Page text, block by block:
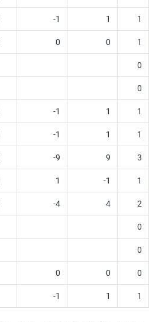
-1 1 1
0 0 1
0
0
-1 1 1
-1 1 1
-9 9 3
1 -1 1
-4 4 2
0
0
0 0 0
-1 1 1